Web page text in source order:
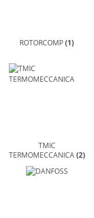
ROTORCOMP(1)
TMIC
TERMOMECCANICA(2)